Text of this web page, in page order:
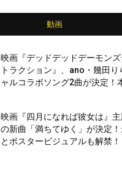
動画
映画『デッドデッドデーモン
トラクション』、ano・幾田
ャルコラボソング2曲が決定！
映画『四月になれば彼女は』
の新曲「満ちてゆく」が決定
とポスタービジュアルも解禁！